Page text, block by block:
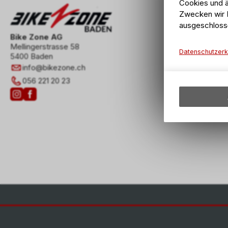
Bike Zone AG
Mellingerstrasse 58
5400 Baden
info@bikezone.ch
056 221 20 23
Cookies und
Zwecken wir